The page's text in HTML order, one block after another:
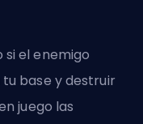
el enemigo
base y destruir
juego las